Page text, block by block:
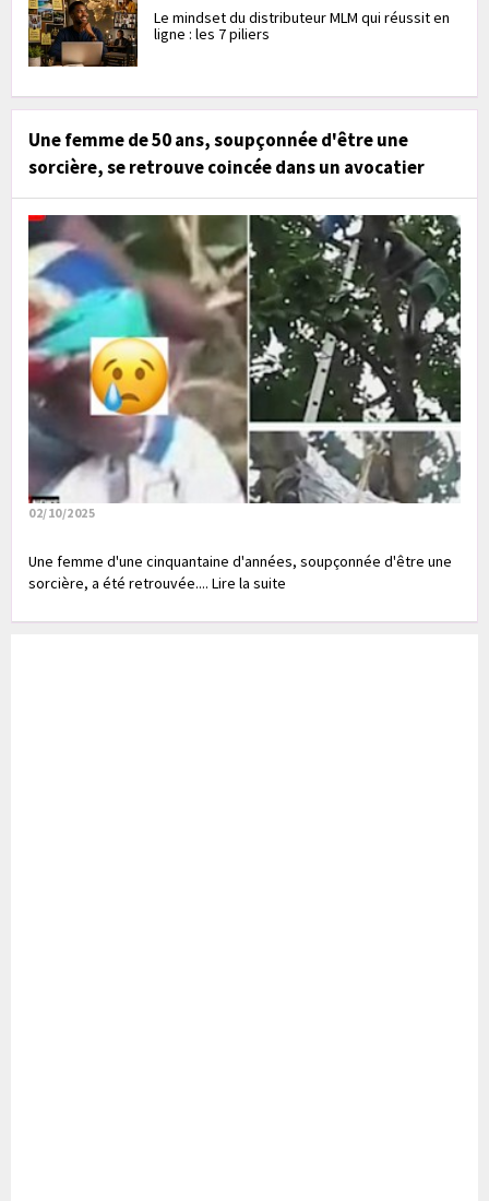
Le mindset du distributeur MLM qui réussit en
ligne : les 7 piliers
Une femme de 50 ans, soupçonnée d'être une
sorcière, se retrouve coincée dans un avocatier
02/10/2025
Une femme d'une cinquantaine d'années, soupçonnée d'être une
sorcière, a été retrouvée.... Lire la suite